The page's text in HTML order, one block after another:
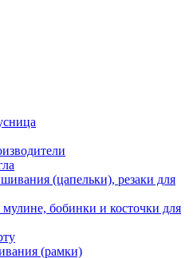
(цапельки), резаки для
бобинки и косточки для
(рамки)